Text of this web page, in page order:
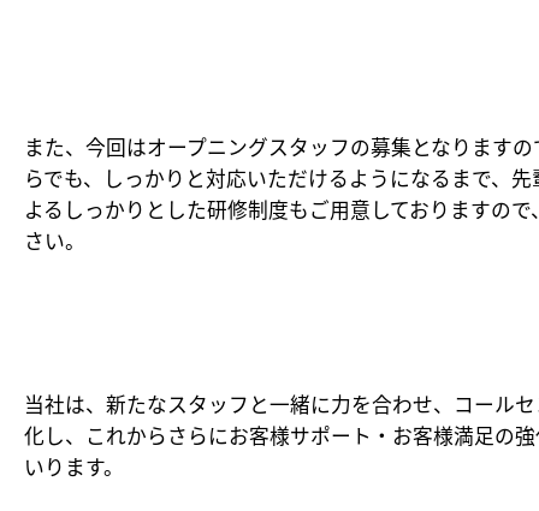
また、今回はオープニングスタッフの募集となります
らでも、しっかりと対応いただけるようになるまで、
よるしっかりとした研修制度もご用意しておりますの
さい。
当社は、新たなスタッフと一緒に力を合わせ、コール
化し、これからさらにお客様サポート・お客様満足の
いります。